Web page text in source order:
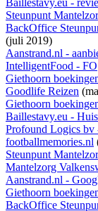
Baillestavy.eu -
Steunpunt
BackOffice
(juli 2019)
Aanstrand.nl -
IntelligentFood - FO
Giethoorn
Goodlife Reizen
Giethoorn
Baillestavy.eu -
Profound Logics bv
footballmemories.nl
Steunpunt
Mantelzorg
Aanstrand.nl -
Giethoorn
BackOffice